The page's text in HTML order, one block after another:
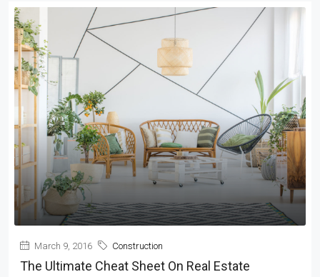
March 9, 2016 Construction
The Ultimate Cheat Sheet On Real Estate